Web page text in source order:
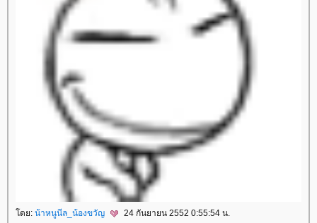
ดย: น้าหนูนีล_น้องขวัญ 24 กันยายน 2552 0:55:54 น.